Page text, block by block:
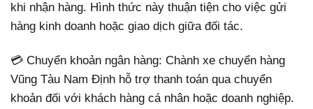
khi nhận hàng. Hình thức này thuận tiện cho việc gửi
hàng kinh doanh hoặc giao dịch giữa đối tác.
💳 Chuyển khoản ngân hàng: Chành xe chuyển hàng
Vũng Tàu Nam Định hỗ trợ thanh toán qua chuyển
khoản đối với khách hàng cá nhân hoặc doanh nghiệp.